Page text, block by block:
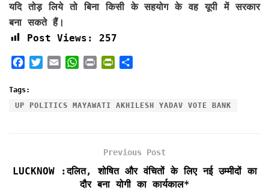
यदि तोड़ लिये तो बिना किसी के सहयोग के वह यूपी में सरकार
बना सकते हैं।
Post Views:
257
c
e
t
i
t
n
n
i
e
n
r
Tags:
UP POLITICS MAYAWATI AKHILESH YADAV VOTE BANK
Previous Post
LUCKNOW :दलित, शोषित और वंचितों के लिए नई उम्मीदों का
दौर बना योगी का कार्यकाल*